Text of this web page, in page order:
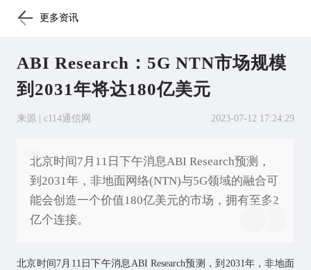
更多资讯
ABI Research：5G NTN市场规模
到2031年将达180亿美元
来源 | c114通信网 2023-07-12 17:24:29
北京时间7月11日下午消息ABI Research预测，
到2031年，非地面网络(NTN)与5G领域的融合可
能会创造一个价值180亿美元的市场，拥有至多2
亿个连接。
北京时间7月11日下午消息ABI Research预测，到2031年，非地面